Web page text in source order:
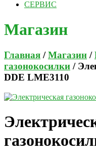
СЕРВИС
Магазин
Главная /Магазин /
газонокосилки /
DDE LME3110